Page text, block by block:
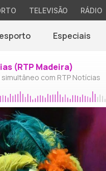
TELEVISÃO RÁDIO
Especiais
(RTP Madeira)
simultâneo com RTP Notícias